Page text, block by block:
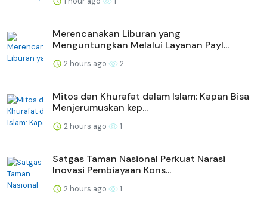
Merencanakan Liburan yang
Menguntungkan Melalui Layanan Payl...
2 hours ago 2
Mitos dan Khurafat dalam Islam: Kapan Bisa
Menjerumuskan kep...
2 hours ago 1
Satgas Taman Nasional Perkuat Narasi
Inovasi Pembiayaan Kons...
2 hours ago 1